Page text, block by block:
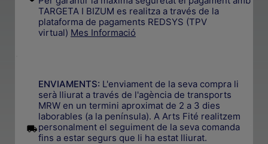
TARGETA I BIZUM es realitza a través de la
plataforma de pagaments REDSYS (TPV
virtual) Mes Informació
ENVIAMENTS: L'enviament de la seva compra li
serà lliurat a través de l'agència de transports
MRW en un termini aproximat de 2 a 3 dies
laborables (a la península). A Arts Fité realitzem
personalment el seguiment de la seva comanda
fins a estar segurs que li ha estat lliurat.